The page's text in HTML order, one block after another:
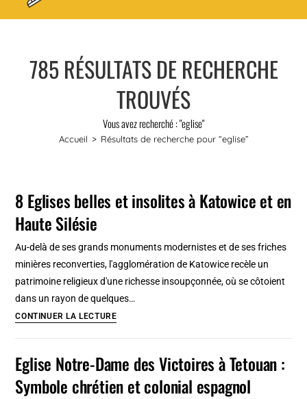
785RÉSULTATS DE RECHERCHE
TROUVÉS
Vous avez recherché : "eglise"
Accueil > Résultats de recherche pour“eglise”
8 Eglises belles et insolites à Katowice et en
Haute Silésie
Au-delà de ses grands monuments modernistes et de ses friches
minières reconverties, l'agglomération de Katowice recèle un
patrimoine religieux d'une richesse insoupçonnée, où se côtoient
dans un rayon de quelques…
CONTINUER LA LECTURE8
et
insolites
Eglise Notre-Dame des Victoires à Tetouan :
Symbole chrétien et colonial espagnol